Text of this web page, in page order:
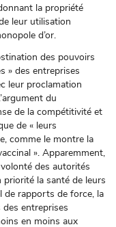
la propriété
leur utilisation
d’or.
des pouvoirs
» des entreprises
leur proclamation
du
de la compétitivité et
de « leurs
comme le montre la
». Apparemment,
des autorités
priorité la santé de leurs
de rapports de force, la
entreprises
en moins aux